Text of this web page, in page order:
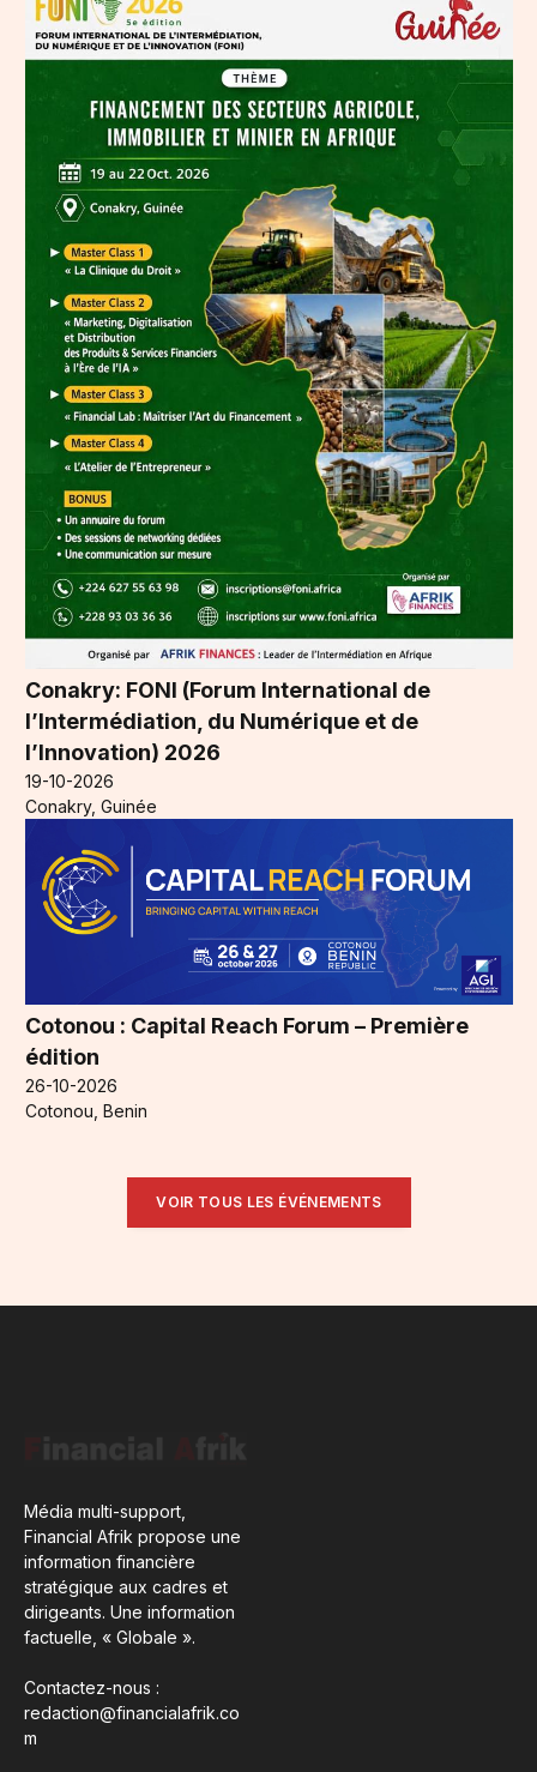
Conakry: FONI (Forum International de
l’Intermédiation, du Numérique et de
l’Innovation) 2026
19-10-2026
Conakry, Guinée
Cotonou : Capital Reach Forum – Première
édition
26-10-2026
Cotonou, Benin
VOIR TOUS LES ÉVÉNEMENTS
Média multi-support,
Financial Afrik propose une
information financière
stratégique aux cadres et
dirigeants. Une information
factuelle, « Globale ».
Contactez-nous :
redaction@financialafrik.co
m